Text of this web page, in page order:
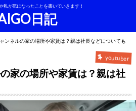
私が気になったことを書いていきます！
日記
ンネルの家の場所や家賃は？親は社長などについても
youtuber
家の場所や家賃は？親は社